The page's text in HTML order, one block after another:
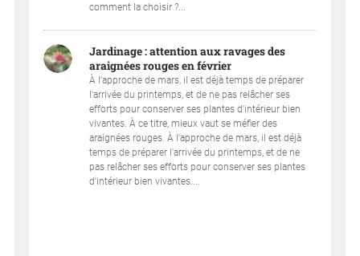
comment la choisir ?...
Jardinage : attention aux ravages des
araignées rouges en février
À l'approche de mars, il est déjà temps de préparer
l'arrivée du printemps, et de ne pas relâcher ses
efforts pour conserver ses plantes d'intérieur bien
vivantes. À ce titre, mieux vaut se méfier des
araignées rouges. À l'approche de mars, il est déjà
temps de préparer l'arrivée du printemps, et de ne
pas relâcher ses efforts pour conserver ses plantes
d'intérieur bien vivantes....